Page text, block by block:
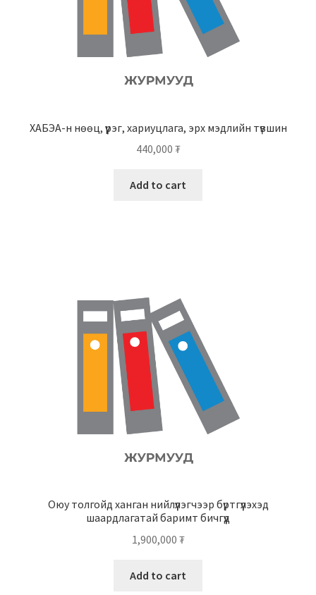
ХАБЭА-н нөөц, үүрэг, хариуцлага, эрх мэдлийн түвшин
440,000 ₮
Add to cart
Оюу толгойд ханган нийлүүлэгчээр бүртгүүлэхэд
шаардлагатай баримт бичгүүд
1,900,000 ₮
Add to cart